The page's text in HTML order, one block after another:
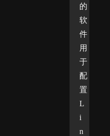
的
软
件
用
于
配
置
L
i
n